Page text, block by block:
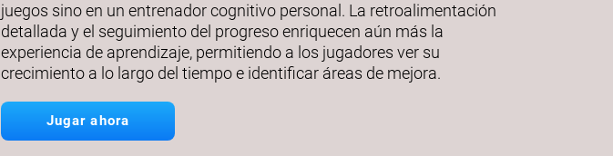
juegos sino en un entrenador cognitivo personal. La retroalimentación
detallada y el seguimiento del progreso enriquecen aún más la
experiencia de aprendizaje, permitiendo a los jugadores ver su
crecimiento a lo largo del tiempo e identificar áreas de mejora.
Jugar ahora